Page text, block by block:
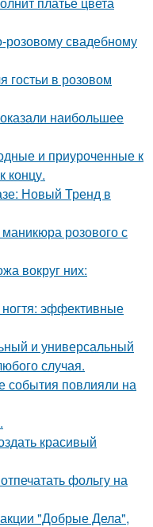
свадебному
гостьи в розовом
наибольшее
и приуроченные к
концу.
Новый Тренд в
розового с
вокруг них:
ногтя: эффективные
и универсальный
случая.
события повлияли на
красивый
фольгу на
"Добрые Дела",